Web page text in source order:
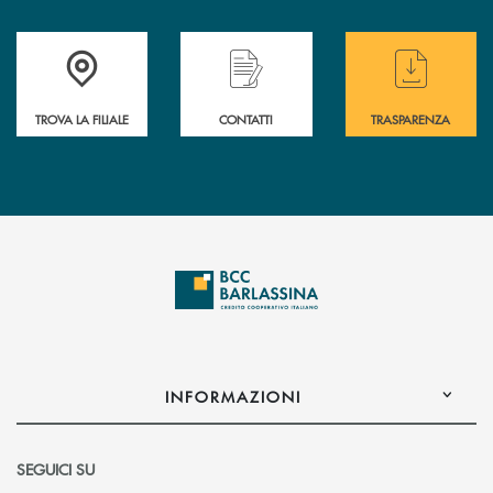
Accedi all' elenco completo delle filiali di BCC Barlassina.
TROVA LA FILIALE
Hai bisogno di assistenza immediata ?
CONTATTI
Hai bisogno di
TRASPARENZA
INFORMAZIONI
SEGUICI SU